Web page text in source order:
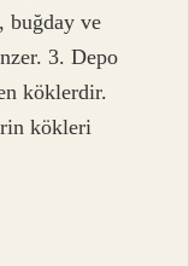
buğday ve
3. Depo
köklerdir.
kökleri